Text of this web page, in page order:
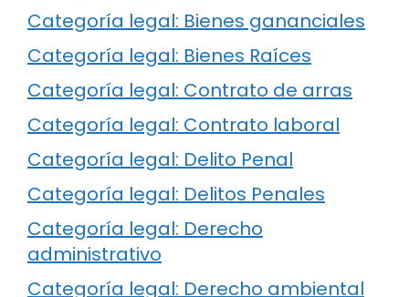
Categoría legal: Bienes gananciales
Categoría legal: Bienes Raíces
Categoría legal: Contrato de arras
Categoría legal: Contrato laboral
Categoría legal: Delito Penal
Categoría legal: Delitos Penales
Categoría legal: Derecho
administrativo
Categoría legal: Derecho ambiental